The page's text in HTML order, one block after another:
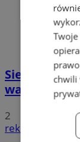
wakacje
2
reklama
chwili